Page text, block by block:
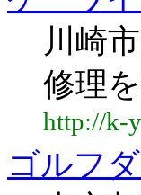
川崎
修理
http://k-
ゴルフ